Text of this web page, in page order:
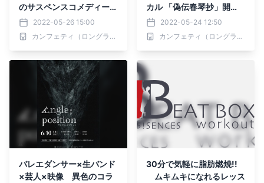
のサスペンスコメディー
が、2022年8月に上演決
定!!
2022-05-26 15:00
カンフェティ（ロングランプランニング株式会社）
カル 「偽伝春琴抄」開
幕！ カンフェティで直前
チケット発売中
2022-05-24 12:50
カンフェティ（ロングランプランニング株式会社）
バレエダンサー×生バンド
×芸人×映像 異色のコラ
30分で気軽に脂肪燃焼!!
ムキムキになれるレッス